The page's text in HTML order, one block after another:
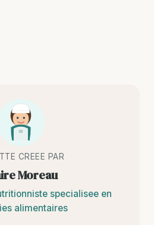
CREEE PAR
Moreau
specialisee en
alimentaires